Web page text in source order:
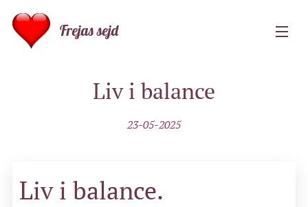
Frejas sejd
Liv i balance
23-05-2025
Liv i balance.